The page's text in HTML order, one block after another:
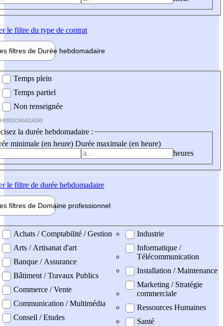
le filtre du type de contrat
filtres de Durée hebdomadaire
Temps plein
Temps partiel
Non renseignée
la durée hebdomadaire :
minimale (en heure) Durée maximale (en heure)
heures
le filtre de durée hebdomadaire
filtres de Domaine professionnel
professionel
Achats / Comptabilité / Gestion
Arts / Artisanat d'art
Banque / Assurance
Bâtiment / Travaux Publics
Commerce / Vente
Communication / Multimédia
Conseil / Etudes
Industrie
Informatique /
Télécommunication
Installation / Maintenance
Marketing / Stratégie
commerciale
Ressources Humaines
Santé